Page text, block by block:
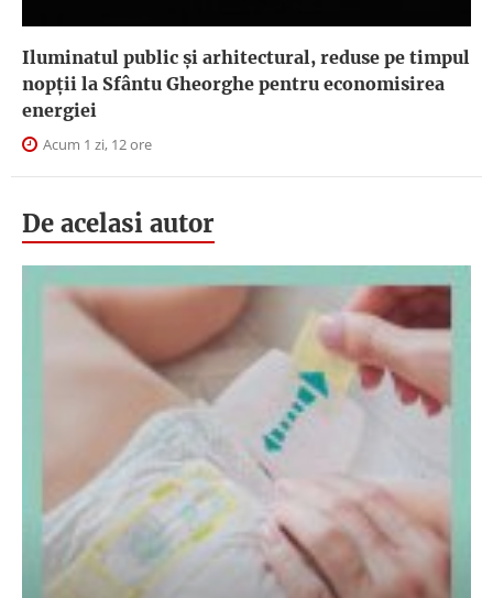
Iluminatul public şi arhitectural, reduse pe timpul
nopţii la Sfântu Gheorghe pentru economisirea
energiei
Acum 1 zi, 12 ore
De acelasi autor